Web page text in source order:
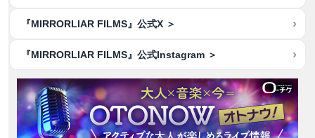
『MIRRORLIAR FILMS』公式X ＞
『MIRRORLIAR FILMS』公式Instagram ＞